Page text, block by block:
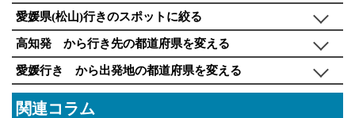
愛媛県(松山)行きのスポットに絞る
高知発 から行き先の都道府県を変える
愛媛行き から出発地の都道府県を変える
関連コラム